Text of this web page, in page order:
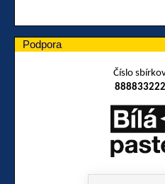
Podpora
Číslo